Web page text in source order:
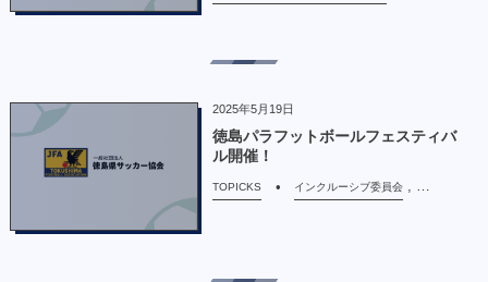
2025年5月19日
徳島パラフットボールフェスティバ
ル開催！
TOPICKS インクルーシブ委員会